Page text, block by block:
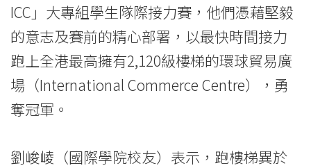
Hong
Kong
Baptist
University
ICC」大專組學生隊際接力賽，他們憑藉堅毅
的意志及賽前的精心部署，以最快時間接力
跑上全港最高擁有2,120級樓梯的環球貿易廣
場（International Commerce Centre），勇
奪冠軍。
劉峻崚（國際學院校友）表示，跑樓梯異於